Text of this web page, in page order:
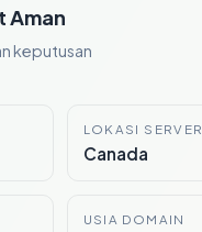
Aman
keputusan
LOKASI SERVER
Canada
USIA DOMAIN